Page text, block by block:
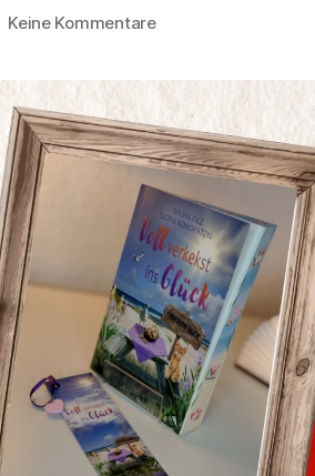
Keine Kommentarezu
Glück